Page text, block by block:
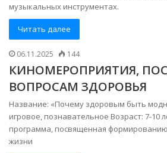
музыкальных инструментах.
Читать далее
06.11.2025 144
КИНОМЕРОПРИЯТИЯ,
ВОПРОСАМ ЗДОРОВЬЯ
Название: «Почему здоровым быть
игровое, познавательное Возраст: 7-10
программа, посвященная
жизни